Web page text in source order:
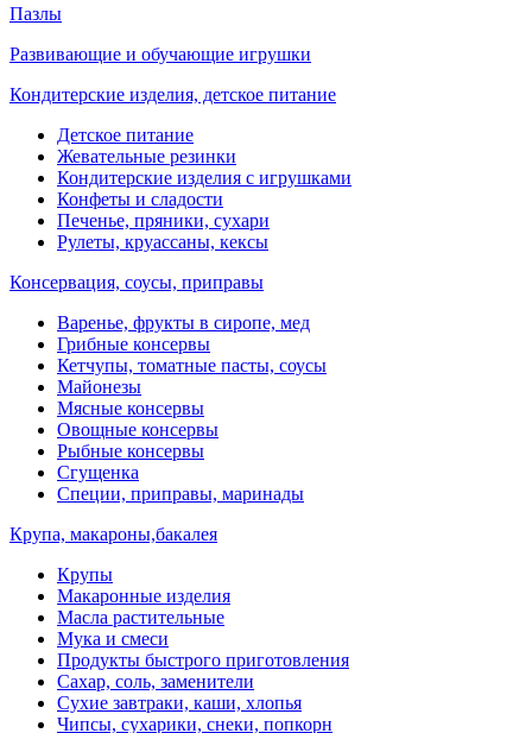
Пазлы
Развивающие и обучающие игрушки
Кондитерские изделия, детское питание
Детское питание
Жевательные резинки
Кондитерские изделия с игрушками
Конфеты и сладости
Печенье, пряники, сухари
Рулеты, круассаны, кексы
Консервация, соусы, приправы
Варенье, фрукты в сиропе, мед
Грибные консервы
Кетчупы, томатные пасты, соусы
Майонезы
Мясные консервы
Овощные консервы
Рыбные консервы
Сгущенка
Специи, приправы, маринады
Крупа, макароны,бакалея
Крупы
Макаронные изделия
Масла растительные
Мука и смеси
Продукты быстрого приготовления
Сахар, соль, заменители
Сухие завтраки, каши, хлопья
Чипсы, сухарики, снеки, попкорн